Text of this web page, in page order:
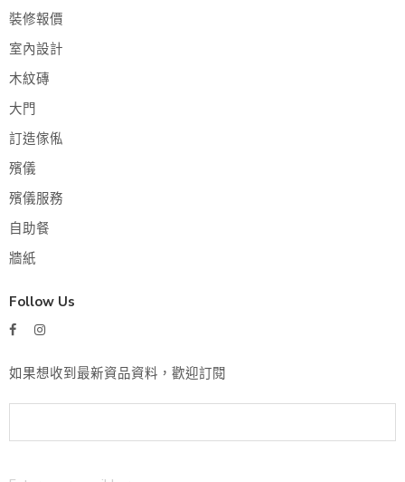
裝修報價
室內設計
木紋磚
大門
訂造傢俬
殯儀
殯儀服務
自助餐
牆紙
Follow Us
如果想收到最新資品資料，歡迎訂閱